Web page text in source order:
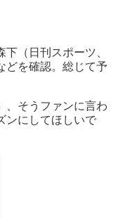
（日刊スポーツ、
どを確認。総じて予
、そうファンに言わ
ンにしてほしいで